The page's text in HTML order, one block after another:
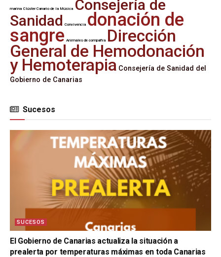
marina Clúster Canario de la Música Consejería de
Sanidad Convivencia donación de
sangre Animales de compañía Dirección
General de Hemodonación
y Hemoterapia Consejería de Sanidad del
Gobierno de Canarias
Sucesos
SUCESOS
El Gobierno de Canarias actualiza la situación a
prealerta por temperaturas máximas en toda Canarias